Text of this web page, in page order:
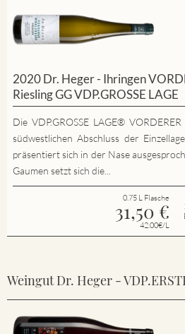
2020 Dr. Heger - Ihringen
Riesling GG VDP.GROSSE LAGE
Die VDP.GROSSE LAGE®
südwestlichen Abschluss der
präsentiert sich in der Nase
Gaumen setzt sich die...
0.75 L Flasche
31,50 €
42.00€/L
Weingut Dr. Heger -